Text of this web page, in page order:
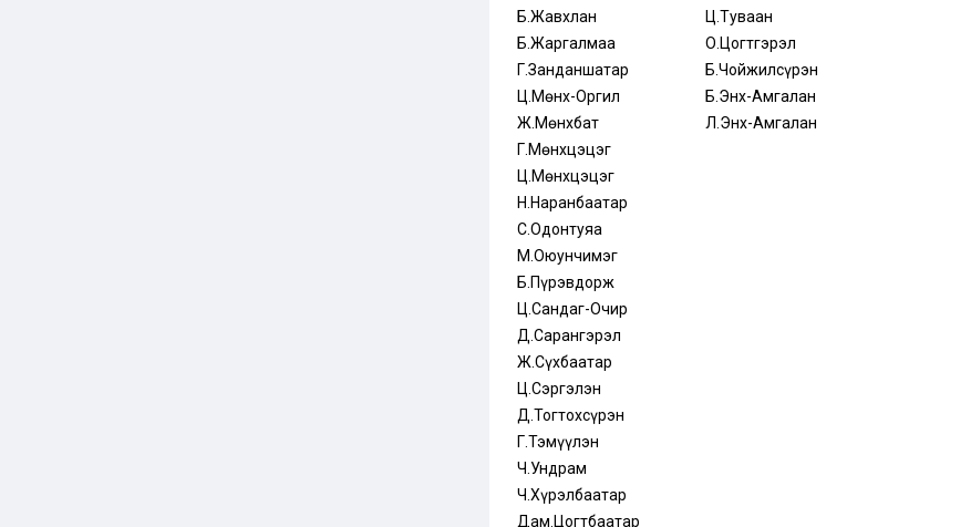
Б.Жавхлан
Б.Жаргалмаа
Г.Занданшатар
Ц.Мөнх-Оргил
Ж.Мөнхбат
Г.Мөнхцэцэг
Ц.Мөнхцэцэг
Н.Наранбаатар
С.Одонтуяа
М.Оюунчимэг
Б.Пүрэвдорж
Ц.Сандаг-Очир
Д.Сарангэрэл
Ж.Сүхбаатар
Ц.Сэргэлэн
Д.Тогтохсүрэн
Г.Тэмүүлэн
Ч.Ундрам
Ч.Хүрэлбаатар
Дам.Цогтбаатар
Ц.Туваан
О.Цогтгэрэл
Б.Чойжилсүрэн
Б.Энх-Амгалан
Л.Энх-Амгалан